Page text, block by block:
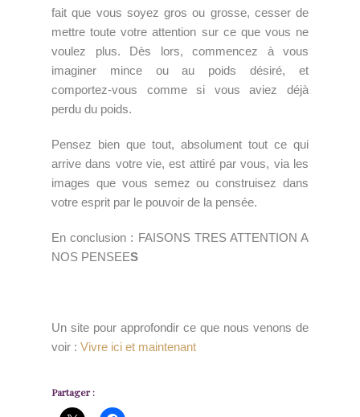
fait que vous soyez gros ou grosse, cesser de
mettre toute votre attention sur ce que vous ne
voulez plus. Dès lors, commencez à vous
imaginer mince ou au poids désiré, et
comportez-vous comme si vous aviez déjà
perdu du poids.
Pensez bien que tout, absolument tout ce qui
arrive dans votre vie, est attiré par vous, via les
images que vous semez ou construisez dans
votre esprit par le pouvoir de la pensée.
En conclusion : FAISONS TRES ATTENTION A
NOS PENSEES
Un site pour approfondir ce que nous venons de
voir : Vivre ici et maintenant
Partager :